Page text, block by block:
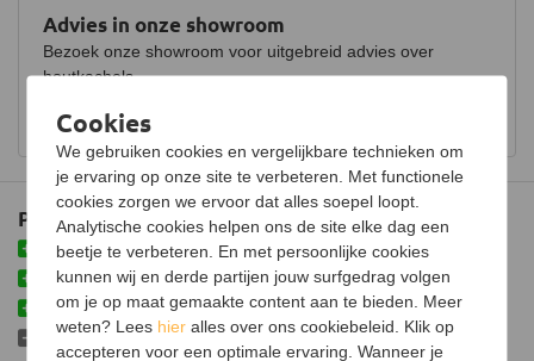
Plus- en minpunten
Eenvoudige installatie met insteeksysteem
Vervaardigd uit hoogwaardig materiaal
Inclusief klemband geleverd
Niet voorzien van isolatie
Advies in onze showroom
Bezoek onze showroom voor uitgebreid advies over
houtkachels.
Bekijk showroom en maak een afspraak
Cookies
We gebruiken cookies en vergelijkbare technieken om
je ervaring op onze site te verbeteren. Met functionele
cookies zorgen we ervoor dat alles soepel loopt.
Analytische cookies helpen ons de site elke dag een
beetje te verbeteren. En met persoonlijke cookies
kunnen wij en derde partijen jouw surfgedrag volgen
om je op maat gemaakte content aan te bieden. Meer
weten? Lees hier alles over ons cookiebeleid. Klik op
accepteren voor een optimale ervaring. Wanneer je